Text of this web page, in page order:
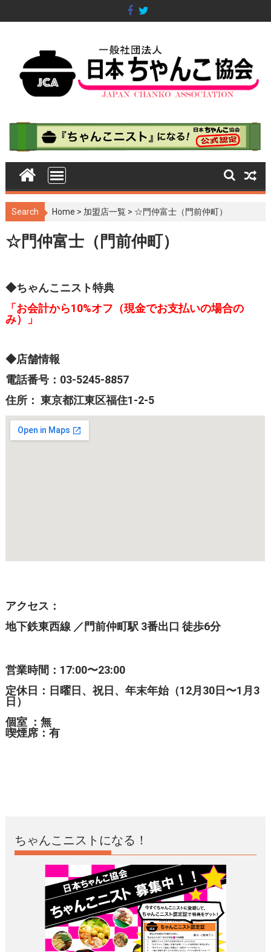
k
Search Home > 加盟店一覧 > ☆門仲富士（門前仲町）
☆門仲富士（門前仲町）
◆ちゃんこニスト特典
「お会計から10%オフ（現金でお支払いの場合の
み）」
◆店舗情報
電話番号：03-5245-8857
住所： 東京都江東区福住1-2-5
アクセス：
地下鉄東西線 ／門前仲町駅 3番出口 徒歩6分
営業時間：17:00〜23:00
定休日：日曜日、祝日、年末年始（12月30日〜1月3
日）
個室 ：無
喫煙席：有
ちゃんこニストになる！